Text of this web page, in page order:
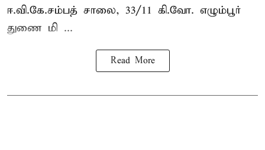
ஈ.வி.கே.சம்பத் சாலை, 33/11 கி.வோ. எழும்பூர்
துணை மி ...
Read More